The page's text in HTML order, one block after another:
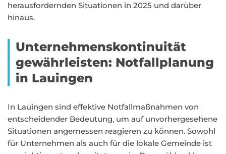
herausfordernden Situationen in 2025 und darüber
hinaus.
Unternehmenskontinuität
gewährleisten: Notfallplanung
in Lauingen
In Lauingen sind effektive Notfallmaßnahmen von
entscheidender Bedeutung, um auf unvorhergesehene
Situationen angemessen reagieren zu können. Sowohl
für Unternehmen als auch für die lokale Gemeinde ist